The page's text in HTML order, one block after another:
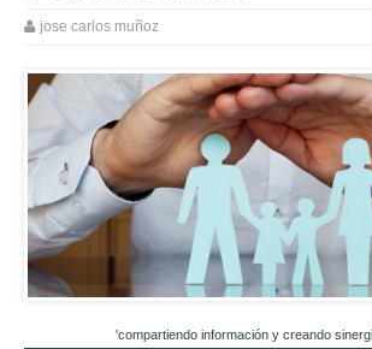
jose carlos muñoz
'compartiendo información y creando